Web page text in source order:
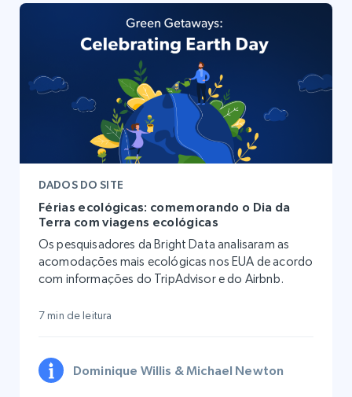
DADOS DO SITE
Férias ecológicas: comemorando o Dia da
Terra com viagens ecológicas
Os pesquisadores da Bright Data analisaram as
acomodações mais ecológicas nos EUA de acordo
com informações do TripAdvisor e do Airbnb.
7 min de leitura
Dominique Willis & Michael Newton